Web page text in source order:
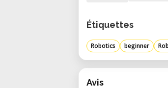
Étiquettes
Robotics beginner
Avis